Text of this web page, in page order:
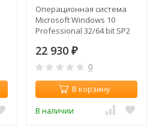
Операционная система
Microsoft Windows 10
Professional 32/64 bit SP2
00105)
22 930 ₽
0
В корзину
В наличии